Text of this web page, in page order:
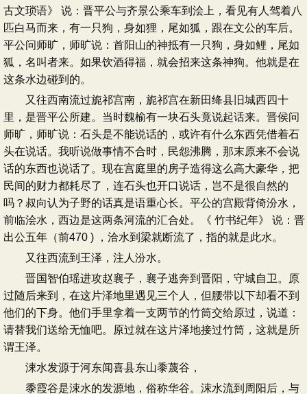
古文琐语》 说：晋平公与齐景公乘车到浍上，看见有人驾着八
匹白马而来，有一只狗，身如狸，尾如狐，跟在文公的车后。
平公问师旷，师旷说：首阳山的神抵有一只狗，身如鲤，尾如
狐，名叫者来。如果饮酒得福，就会招来这条神狗。他就是在
这条水边碰到的。
又往西南流过旎祁宫南，旎祁宫在新田绛县旧城西四十
里，是晋平公所建。当时魏榆有一块石头竟说起话来。晋侯问
师旷，师旷说：石头是不能说话的，或许有什么东西凭借着石
头在说话。我听说做事情不合时，民怨沸腾，那末原来不会说
话的东西也说话了。现在宫庭里的房子造得这么高大豪华，把
民间的财力都耗尽了，连石头也开口说话，岂不是很自然的
吗？叔向认为子野的话真是语重心长。平公的宫殿背倚汾水，
前临浍水，西边是这两条河流的汇合处。《 竹书纪年》 说：晋
出公五年（前470 ) ，洽水到梁就断流了，指的就是此水。
又往西流到王泽，注人汾水。
晋国智伯瑶进攻赵襄子，襄子逃奔到晋阳，守城自卫。原
过随后来到，在这片泽地里遇见三个人，但腰带以下却看不到
他们的下身。他们手里拿着一支两节的竹筒交给原过，说道：
请替我们送给无恤吧。原过就在这片泽地接过竹筒，这就是所
谓王泽。
涑水发源于河东闻喜县东山黍蔑谷，
黍霞谷是涑水的发源地，俗称华谷。涑水流到周阳后，与